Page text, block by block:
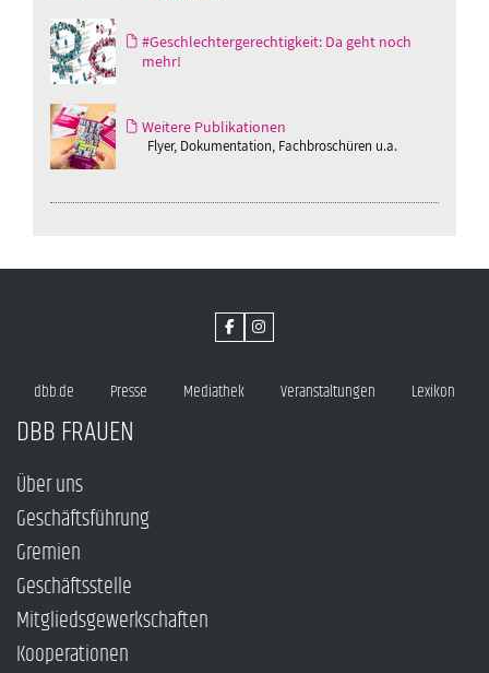
#Geschlechtergerechtigkeit: Da geht noch
mehr!
Weitere Publikationen
Flyer, Dokumentation, Fachbroschüren u.a.
dbb.de Presse Mediathek Veranstaltungen Lexikon
DBB FRAUEN
Über uns
Geschäftsführung
Gremien
Geschäftsstelle
Mitgliedsgewerkschaften
Kooperationen